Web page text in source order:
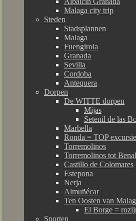
Malaga city trip
Steden
Stadsplannen
Malaga
Fuengirola
Granada
Sevilla
Cordoba
Antequera
Dorpen
De WITTE dorpen
Mijas
Setenil de las
Marbella
Ronda = TOP excursie
Torremolinos
Torremolinos tot
Castillo de Colomares
Estepona
Nerja
Almuñécar
Ten Oosten van
El Borge =
Sporten